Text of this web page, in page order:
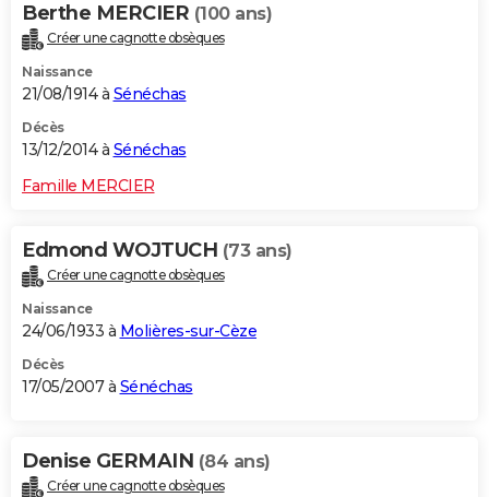
Berthe MERCIER (100 ans)
Créer une cagnotte obsèques
Naissance
21/08/1914 à Sénéchas
Décès
13/12/2014 à Sénéchas
Famille MERCIER
Edmond WOJTUCH (73 ans)
Créer une cagnotte obsèques
Naissance
24/06/1933 à Molières-sur-Cèze
Décès
17/05/2007 à Sénéchas
Denise GERMAIN (84 ans)
Créer une cagnotte obsèques